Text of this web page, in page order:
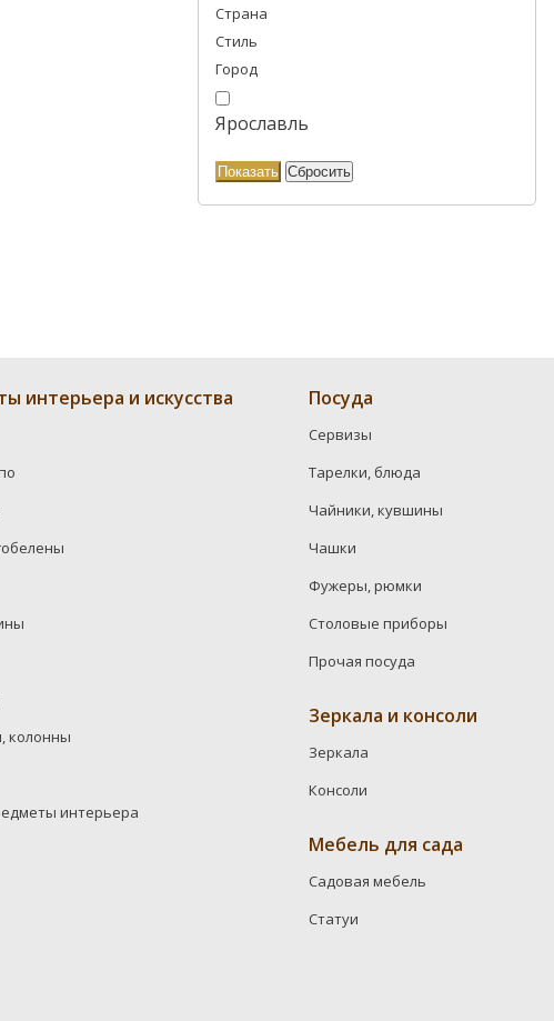
Страна
Стиль
Город
Ярославль
интерьера и искусства
колонны
интерьера
Посуда
Сервизы
Тарелки, блюда
Чайники, кувшины
Чашки
Фужеры, рюмки
Столовые приборы
Прочая посуда
Зеркала и консоли
Зеркала
Консоли
Мебель для сада
Садовая мебель
Статуи